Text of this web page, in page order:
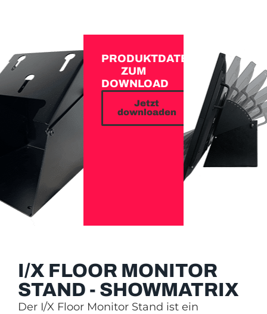
PRODUKTDATEN
ZUM
DOWNLOAD
Jetzt
downloaden
I/X FLOOR MONITOR
STAND - SHOWMATRIX
Der I/X Floor Monitor Stand ist ein